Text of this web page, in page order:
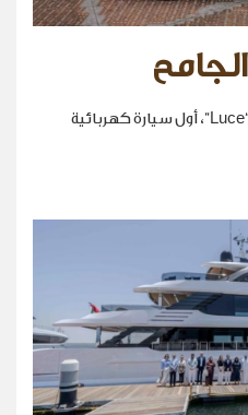
كشفت شركةFerrari عن سيارة“Luce”، أول سيارة كهربائية